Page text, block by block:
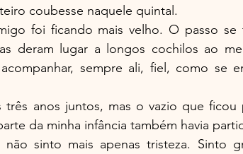
coubesse naquele quintal.
foi ficando mais velho. O passo
deram lugar a longos cochilos ao
sempre ali, fiel, como se
anos juntos, mas o vazio que ficou
da minha infância também havia
sinto mais apenas tristeza. Sinto